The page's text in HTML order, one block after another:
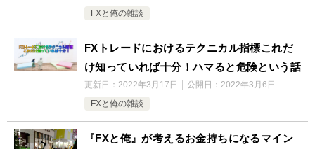
FXと俺の雑談
FXトレードにおけるテクニカル指標これだ
け知っていれば十分！ハマると危険という話
更新日： 2022年3月17日 公開日： 2022年3月6日
FXと俺の雑談
『FXと俺』が考えるお金持ちになるマイン